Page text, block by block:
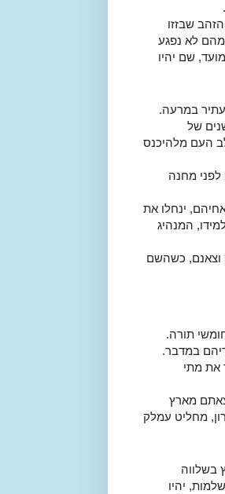
שבזזו
לא נפגע
שם יהיו
במרעה.
של
העם מלהיכנס
לפני מחנה
ינחלו את
המנהיג
וצאנם, כשהשם
תורה.
במדבר.
את מתי
מארץ
של אהרון, מחליט עמלק
בשלווה
יהיו